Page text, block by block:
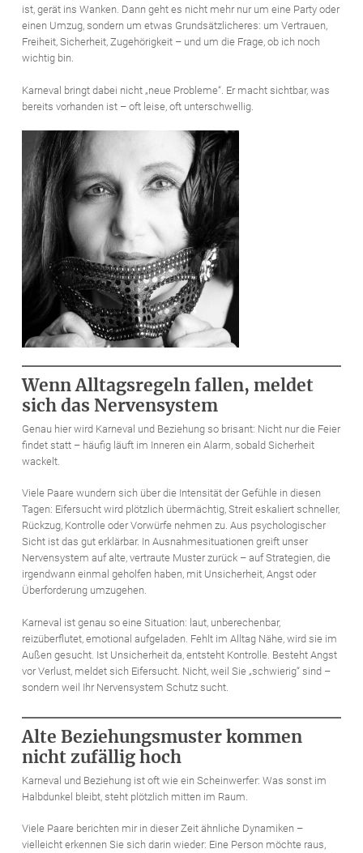
ist, gerät ins Wanken. Dann geht es nicht mehr nur um eine Party oder
einen Umzug, sondern um etwas Grundsätzlicheres: um Vertrauen,
Freiheit, Sicherheit, Zugehörigkeit – und um die Frage, ob ich noch
wichtig bin.
Karneval bringt dabei nicht „neue Probleme“. Er macht sichtbar, was
bereits vorhanden ist – oft leise, oft unterschwellig.
Wenn Alltagsregeln fallen, meldet
sich das Nervensystem
Genau hier wird Karneval und Beziehung so brisant: Nicht nur die Feier
findet statt – häufig läuft im Inneren ein Alarm, sobald Sicherheit
wackelt.
Viele Paare wundern sich über die Intensität der Gefühle in diesen
Tagen: Eifersucht wird plötzlich übermächtig, Streit eskaliert schneller,
Rückzug, Kontrolle oder Vorwürfe nehmen zu. Aus psychologischer
Sicht ist das gut erklärbar. In Ausnahmesituationen greift unser
Nervensystem auf alte, vertraute Muster zurück – auf Strategien, die
irgendwann einmal geholfen haben, mit Unsicherheit, Angst oder
Überforderung umzugehen.
Karneval ist genau so eine Situation: laut, unberechenbar,
reizüberflutet, emotional aufgeladen. Fehlt im Alltag Nähe, wird sie im
Außen gesucht. Ist Unsicherheit da, entsteht Kontrolle. Besteht Angst
vor Verlust, meldet sich Eifersucht. Nicht, weil Sie „schwierig“ sind –
sondern weil Ihr Nervensystem Schutz sucht.
Alte Beziehungsmuster kommen
nicht zufällig hoch
Karneval und Beziehung ist oft wie ein Scheinwerfer: Was sonst im
Halbdunkel bleibt, steht plötzlich mitten im Raum.
Viele Paare berichten mir in dieser Zeit ähnliche Dynamiken –
vielleicht erkennen Sie sich darin wieder: Eine Person möchte raus,